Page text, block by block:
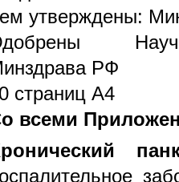
утверждены:
РФ
страниц А4
всеми